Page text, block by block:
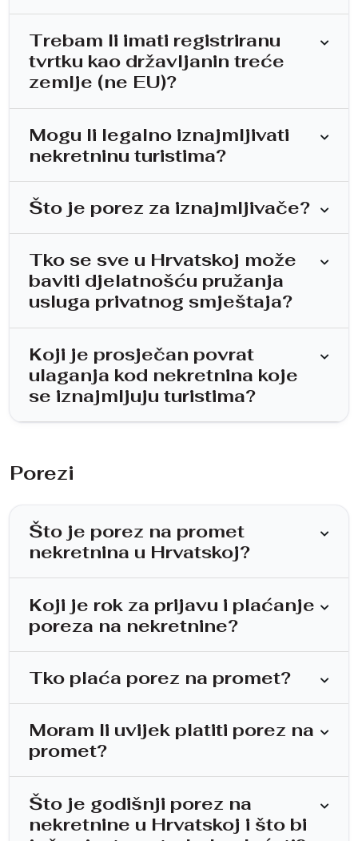
Trebam li imati registriranu
tvrtku kao državljanin treće
zemlje (ne EU)?
Mogu li legalno iznajmljivati
nekretninu turistima?
Što je porez za iznajmljivače?
Tko se sve u Hrvatskoj može
baviti djelatnošću pružanja
usluga privatnog smještaja?
Koji je prosječan povrat
ulaganja kod nekretnina koje
se iznajmljuju turistima?
Porezi
Što je porez na promet
nekretnina u Hrvatskoj?
Koji je rok za prijavu i plaćanje
poreza na nekretnine?
Tko plaća porez na promet?
Moram li uvijek platiti porez na
promet?
Što je godišnji porez na
nekretnine u Hrvatskoj i što bi